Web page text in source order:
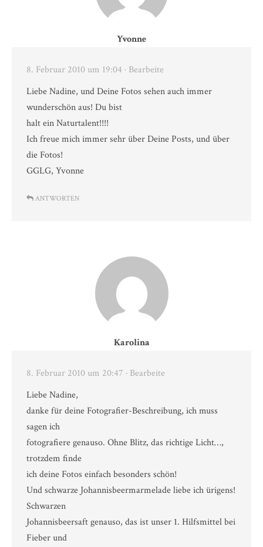
Yvonne
8. Februar 2010 um 19:04 · Bearbeite
Liebe Nadine, und Deine Fotos sehen auch immer
wunderschön aus! Du bist
halt ein Naturtalent!!!!
Ich freue mich immer sehr über Deine Posts, und über
die Fotos!
GGLG, Yvonne
ANTWORTEN
Karolina
8. Februar 2010 um 20:47 · Bearbeite
Liebe Nadine,
danke für deine Fotografier-Beschreibung, ich muss
sagen ich
fotografiere genauso. Ohne Blitz, das richtige Licht…,
trotzdem finde
ich deine Fotos einfach besonders schön!
Und schwarze Johannisbeermarmelade liebe ich ürigens!
Schwarzen
Johannisbeersaft genauso, das ist unser 1. Hilfsmittel bei
Fieber und